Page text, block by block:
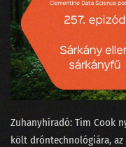
136 -
134 -
Zuhanyhíradó: ⁠Tim Cook
költ dróntechnológiára⁠⁠,